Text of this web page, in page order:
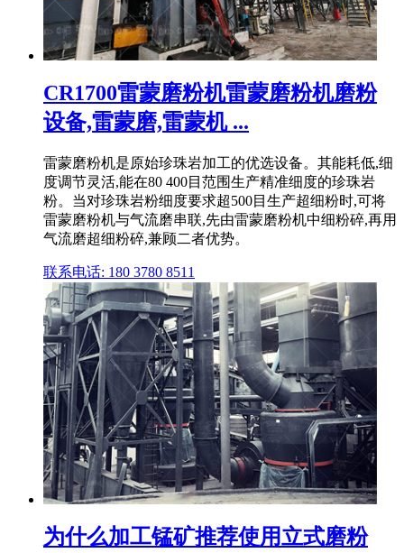
CR1700雷蒙磨粉机雷蒙磨粉机磨粉
设备,雷蒙磨,雷蒙机 ...
雷蒙磨粉机是原始珍珠岩加工的优选设备。其能耗低,细
度调节灵活,能在80 400目范围生产精准细度的珍珠岩
粉。当对珍珠岩粉细度要求超500目生产超细粉时,可将
雷蒙磨粉机与气流磨串联,先由雷蒙磨粉机中细粉碎,再用
气流磨超细粉碎,兼顾二者优势。
联系电话: 180 3780 8511
为什么加工锰矿推荐使用立式磨粉